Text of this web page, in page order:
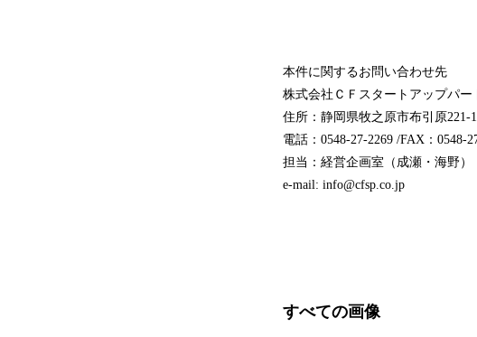
本件に関するお問い合わせ先
株式会社ＣＦスタートアップパー
住所：静岡県牧之原市布引原
電話：0548-27-2269 /FAX：0548-
担当：経営企画室（成瀬・海野）
e-mail: info@cfsp.co.jp
すべての画像